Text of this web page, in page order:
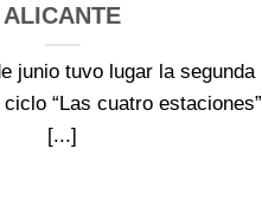
ALICANTE
junio tuvo lugar la segunda
“Las cuatro estaciones”
[...]